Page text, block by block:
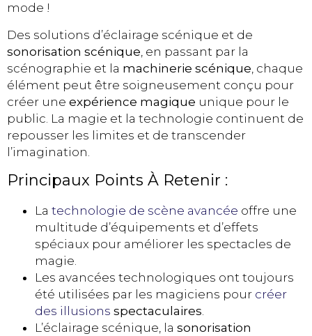
mode !
Des solutions d’éclairage scénique et de
sonorisation scénique , en passant par la
scénographie et la machinerie scénique , chaque
élément peut être soigneusement conçu pour
créer une expérience magique unique pour le
public. La magie et la technologie continuent de
repousser les limites et de transcender
l’imagination.
Principaux Points À Retenir :
La technologie de scène avancée offre une
multitude d’équipements et d’effets
spéciaux pour améliorer les spectacles de
magie.
Les avancées technologiques ont toujours
été utilisées par les magiciens pour créer
des illusions spectaculaires.
L’éclairage scénique, la sonorisation